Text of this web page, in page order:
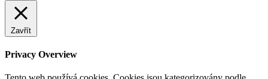
Zavřít
Privacy Overview